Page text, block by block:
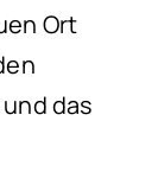
Ort
das